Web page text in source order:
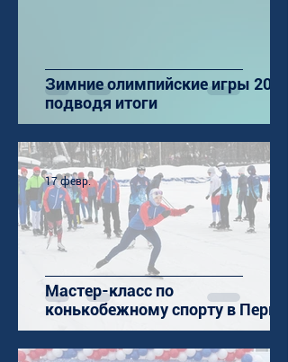
Зимние олимпийские игры 2026:
подводя итоги
Мастер-класс по
конькобежному спорту в Перми
17 февр.